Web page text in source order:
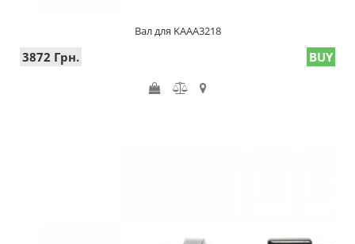
Вал для KAAA3218
3872 Грн. BUY